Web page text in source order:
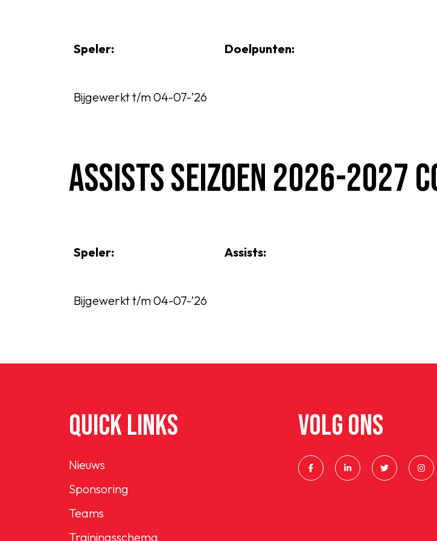
Clubinfo
Nieuwsoverzicht
SPORTPARK GOED GENOEG
CONTACT
Speler: Doelpunten:
Bijgewerkt t/m 04-07-’26
ASSISTS SEIZOEN 2026-2027
Speler: Assists:
Bijgewerkt t/m 04-07-’26
QUICK LINKS
Nieuws
Sponsoring
Teams
Trainingsschema
VOLG ONS